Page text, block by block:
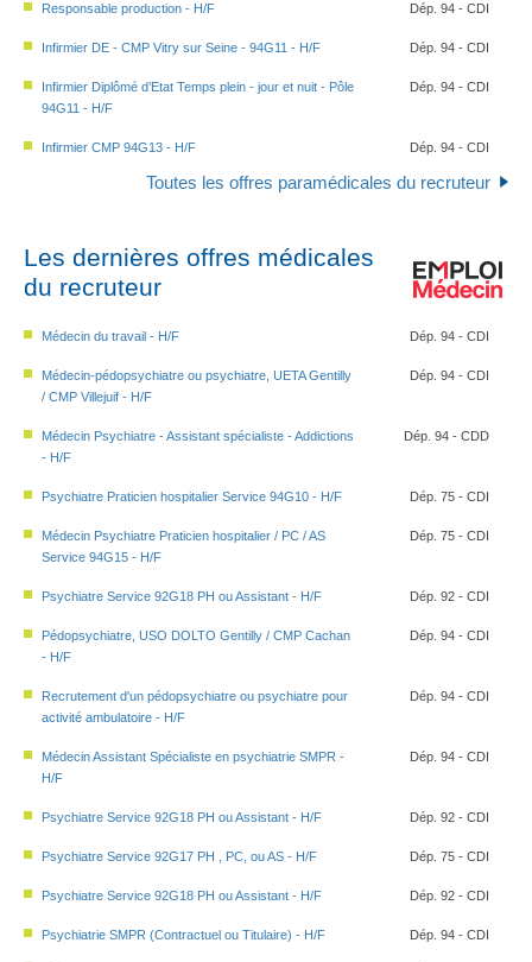
Responsable production - H/F Dép. 94 - CDI
Infirmier DE - CMP Vitry sur Seine - 94G11 - H/F Dép. 94 - CDI
Infirmier Diplômé d’Etat Temps plein - jour et nuit - Pôle
94G11 - H/F
Dép. 94 - CDI
Infirmier CMP 94G13 - H/F Dép. 94 - CDI
Toutes les offres paramédicales du recruteur
Les dernières offres médicales
du recruteur
Médecin du travail - H/F Dép. 94 - CDI
Médecin-pédopsychiatre ou psychiatre, UETA Gentilly
/ CMP Villejuif - H/F
Dép. 94 - CDI
Médecin Psychiatre - Assistant spécialiste - Addictions
- H/F
Dép. 94 - CDD
Psychiatre Praticien hospitalier Service 94G10 - H/F Dép. 75 - CDI
Médecin Psychiatre Praticien hospitalier / PC / AS
Service 94G15 - H/F
Dép. 75 - CDI
Psychiatre Service 92G18 PH ou Assistant - H/F Dép. 92 - CDI
Pédopsychiatre, USO DOLTO Gentilly / CMP Cachan
- H/F
Dép. 94 - CDI
Recrutement d'un pédopsychiatre ou psychiatre pour
activité ambulatoire - H/F
Dép. 94 - CDI
Médecin Assistant Spécialiste en psychiatrie SMPR -
H/F
Dép. 94 - CDI
Psychiatre Service 92G18 PH ou Assistant - H/F Dép. 92 - CDI
Psychiatre Service 92G17 PH , PC, ou AS - H/F Dép. 75 - CDI
Psychiatre Service 92G18 PH ou Assistant - H/F Dép. 92 - CDI
Psychiatrie SMPR (Contractuel ou Titulaire) - H/F Dép. 94 - CDI